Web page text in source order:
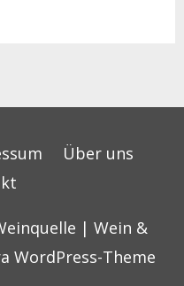
Über uns
| Wein &
WordPress-Theme